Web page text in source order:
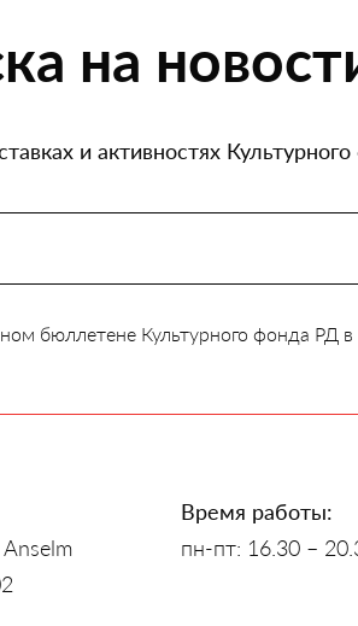
на
и активностях
бюллетене Культурного фонда РД
Время работы:
пн-пт: 16.30 –